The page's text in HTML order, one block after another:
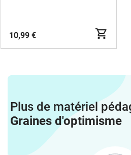
10,99 €
Plus de matériel
Graines d'optimisme